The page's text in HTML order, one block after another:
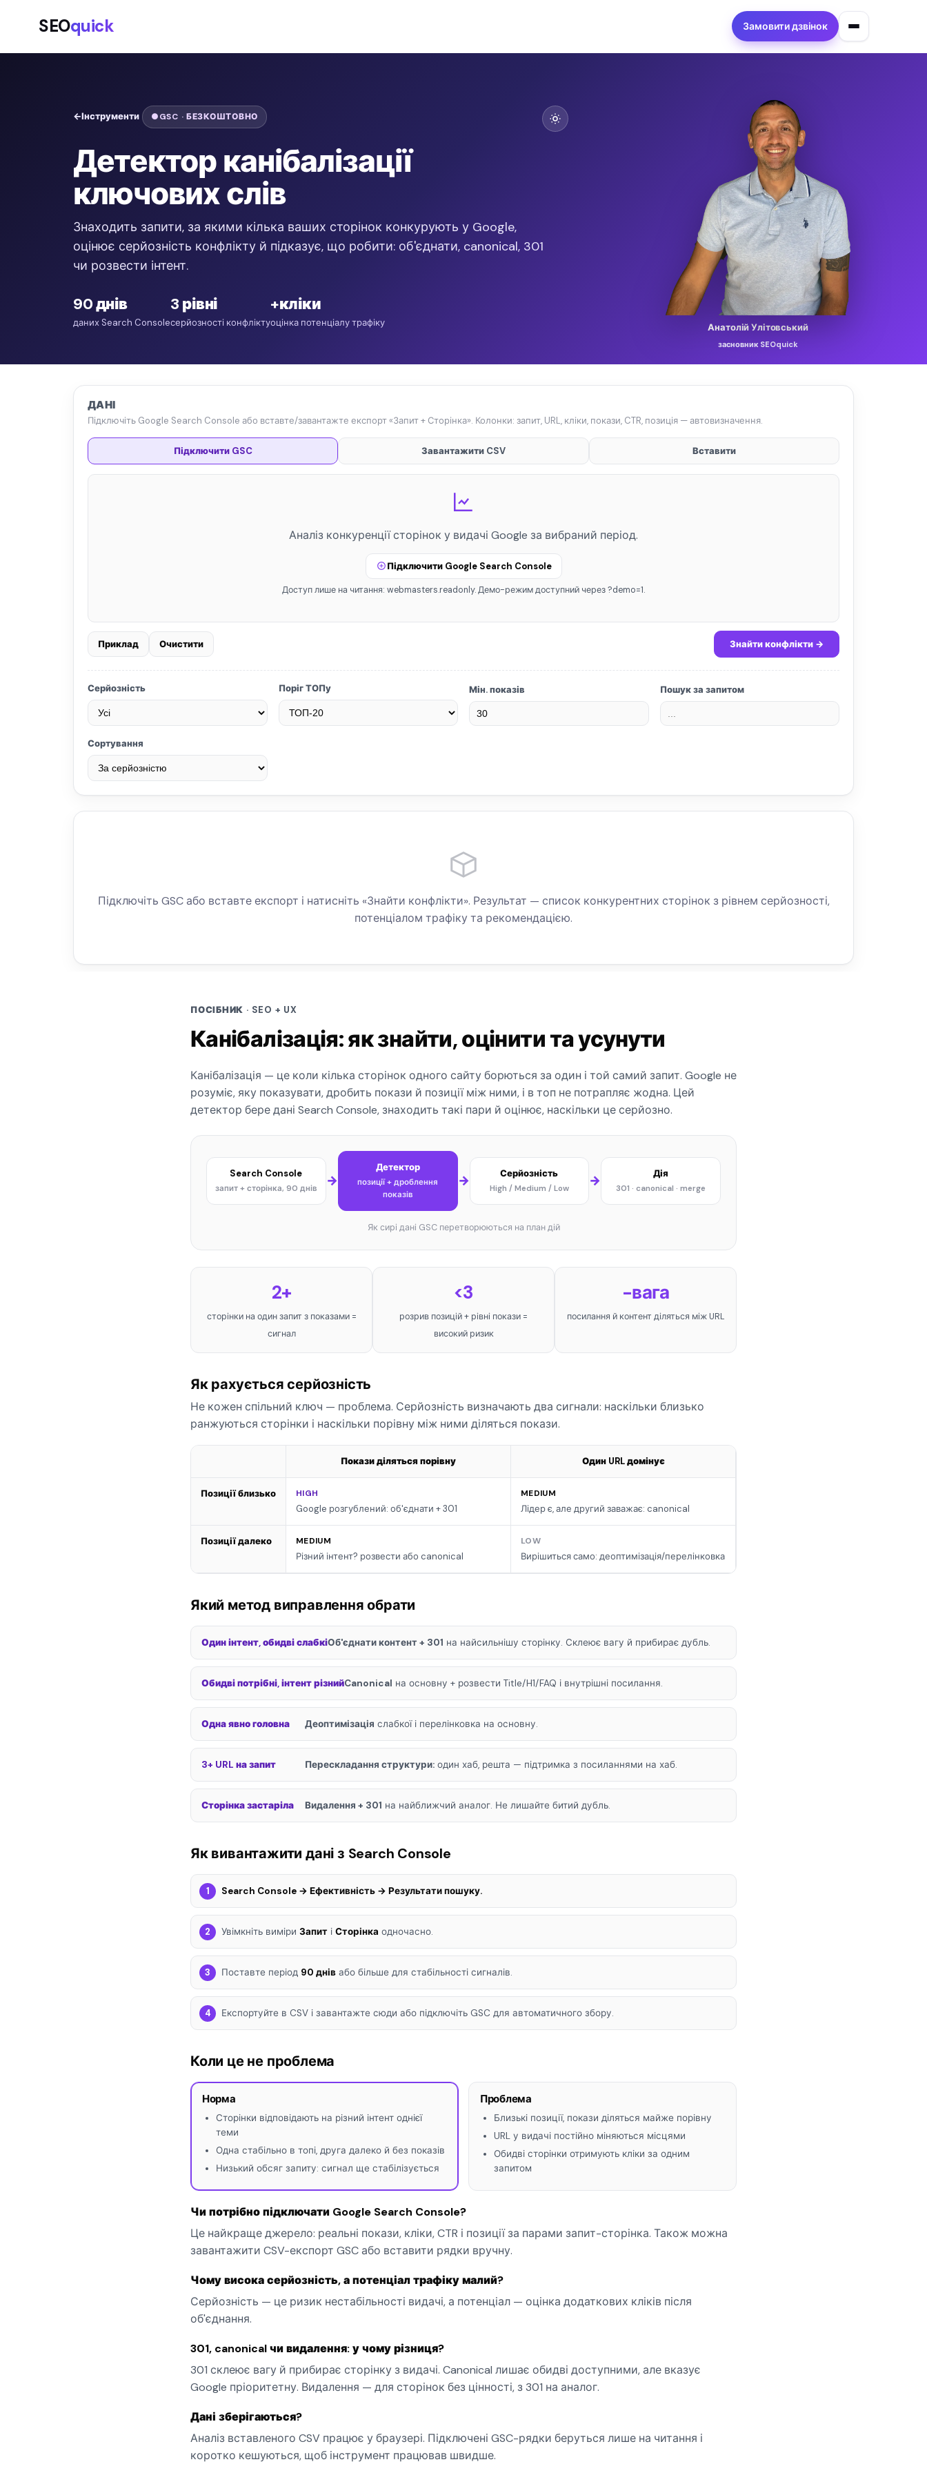
SEOquick Замовити дзвінок
Інструменти GSC · БЕЗКОШТОВНО
Детектор канібалізації
ключових слів
Знаходить запити, за якими кілька ваших сторінок конкурують у Google,
оцінює серйозність конфлікту й підказує, що робити: об'єднати, canonical, 301
чи розвести інтент.
90 днів
даних Search Console
3 рівні
серйозності конфлікту
+кліки
оцінка потенціалу трафіку Анатолій Улітовський
засновник SEOquick
ДАНІ
Підключіть Google Search Console або вставте/завантажте експорт «Запит + Сторінка». Колонки: запит, URL, кліки, покази, CTR, позиція — автовизначення.
Підключити GSC Завантажити CSV Вставити
Аналіз конкуренції сторінок у видачі Google за вибраний період.
Підключити Google Search Console
Доступ лише на читання: webmasters.readonly. Демо-режим доступний через ?demo=1.
Приклад Очистити Знайти конфлікти →
Серйозність Поріг ТОПу Мін. показів Пошук за запитом
Сортування
Підключіть GSC або вставте експорт і натисніть «Знайти конфлікти». Результат — список конкурентних сторінок з рівнем серйозності,
потенціалом трафіку та рекомендацією.
ПОСІБНИК · SEO + UX
Канібалізація: як знайти, оцінити та усунути
Канібалізація — це коли кілька сторінок одного сайту борються за один і той самий запит. Google не
розуміє, яку показувати, дробить покази й позиції між ними, і в топ не потрапляє жодна. Цей
детектор бере дані Search Console, знаходить такі пари й оцінює, наскільки це серйозно.
Search Console
запит + сторінка, 90 днів →
Детектор
позиції + дроблення
показів
→ Серйозність
High / Medium / Low → Дія
301 · canonical · merge
Як сирі дані GSC перетворюються на план дій
2+
сторінки на один запит з показами =
сигнал
<3
розрив позицій + рівні покази =
високий ризик
-вага
посилання й контент діляться між URL
Як рахується серйозність
Не кожен спільний ключ — проблема. Серйозність визначають два сигнали: наскільки близько
ранжуються сторінки і наскільки порівну між ними діляться покази.
Покази діляться порівну Один URL домінує
Позиції близько HIGH
Google розгублений: об'єднати + 301
MEDIUM
Лідер є, але другий заважає: canonical
Позиції далеко MEDIUM
Різний інтент? розвести або canonical
LOW
Вирішиться само: деоптимізація/перелінковка
Який метод виправлення обрати
Один інтент, обидві слабкіОб'єднати контент + 301 на найсильнішу сторінку. Склеює вагу й прибирає дубль.
Обидві потрібні, інтент різнийCanonical на основну + розвести Title/H1/FAQ і внутрішні посилання.
Одна явно головна Деоптимізація слабкої і перелінковка на основну.
3+ URL на запит Перескладання структури: один хаб, решта — підтримка з посиланнями на хаб.
Сторінка застаріла Видалення + 301 на найближчий аналог. Не лишайте битий дубль.
Як вивантажити дані з Search Console
Search Console → Ефективність → Результати пошуку.
Увімкніть виміри Запит і Сторінка одночасно.
Поставте період 90 днів або більше для стабільності сигналів.
Експортуйте в CSV і завантажте сюди або підключіть GSC для автоматичного збору.
Коли це не проблема
Норма
Сторінки відповідають на різний інтент однієї
теми
Одна стабільно в топі, друга далеко й без показів
Низький обсяг запиту: сигнал ще стабілізується
Проблема
Близькі позиції, покази діляться майже порівну
URL у видачі постійно міняються місцями
Обидві сторінки отримують кліки за одним
запитом
Чи потрібно підключати Google Search Console?
Це найкраще джерело: реальні покази, кліки, CTR і позиції за парами запит-сторінка. Також можна
завантажити CSV-експорт GSC або вставити рядки вручну.
Чому висока серйозність, а потенціал трафіку малий?
Серйозність — це ризик нестабільності видачі, а потенціал — оцінка додаткових кліків після
об'єднання.
301, canonical чи видалення: у чому різниця?
301 склеює вагу й прибирає сторінку з видачі. Canonical лишає обидві доступними, але вказує
Google пріоритетну. Видалення — для сторінок без цінності, з 301 на аналог.
Дані зберігаються?
Аналіз вставленого CSV працює у браузері. Підключені GSC-рядки беруться лише на читання і
коротко кешуються, щоб інструмент працював швидше.